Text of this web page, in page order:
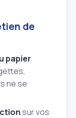
de
papier
ne se
sur vos